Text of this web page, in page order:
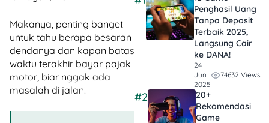
Makanya, penting banget
untuk tahu berapa besaran
dendanya dan kapan batas
waktu terakhir bayar pajak
motor, biar nggak ada
masalah di jalan!
Penghasil Uang
Tanpa Deposit
Terbaik 2025,
Langsung Cair
ke DANA!
24
Jun
2025
74632 Views
#2
20+
Rekomendasi
Game